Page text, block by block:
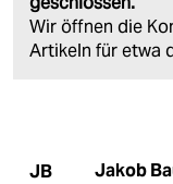
Wir öffnen die
Artikeln für etwa
JB Jakob